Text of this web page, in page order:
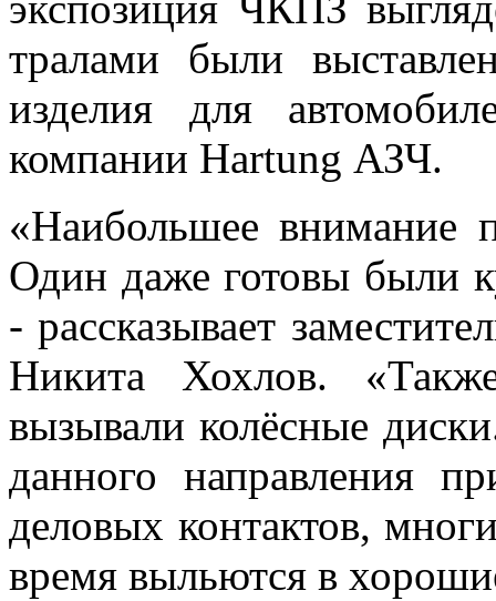
тралами были
изделия для
компании Hartung АЗЧ.
«Наибольшее внимание
Один даже готовы были
- рассказывает
Никита Хохлов.
вызывали колёсные
данного направления
деловых контактов,
время выльются в